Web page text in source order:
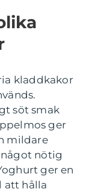
kladdkakor
söt smak
ger
mildare
nötig
ger en
att hålla